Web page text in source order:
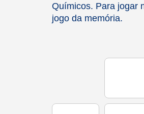
Químicos. Para jogar
jogo da memória.